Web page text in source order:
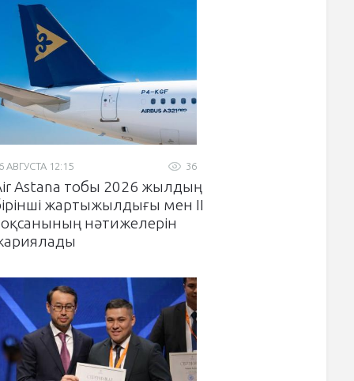
36
АВГУСТА 12:15
Astana тобы 2026 жылдың
жартыжылдығы мен II
нәтижелерін